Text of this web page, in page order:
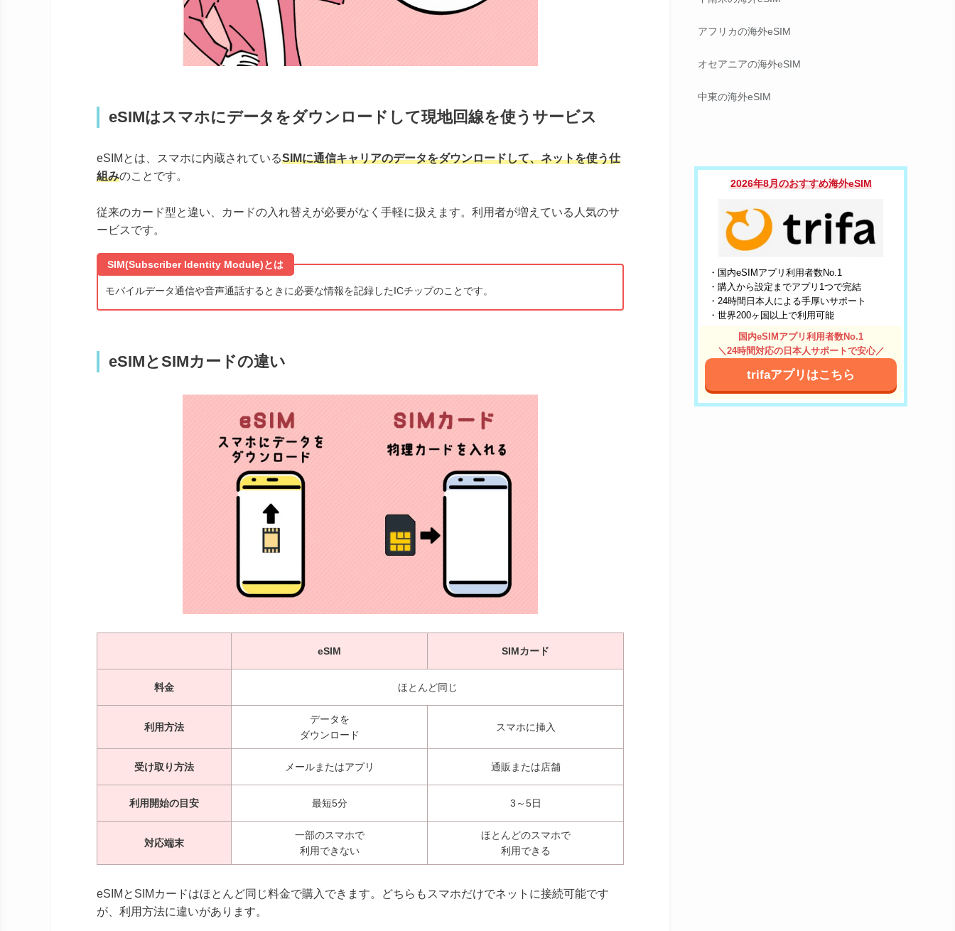
eSIMはスマホにデータをダウンロードして現地回線を使うサービス
eSIMとは、スマホに内蔵されているSIMに通信キャリアのデータをダウンロードして、ネットを使う仕
組みのことです。
従来のカード型と違い、カードの入れ替えが必要がなく手軽に扱えます。利用者が増えている人気のサ
ービスです。
SIM(Subscriber Identity Module)とは
モバイルデータ通信や音声通話するときに必要な情報を記録したICチップのことです。
eSIMとSIMカードの違い
eSIM SIMカード
料金 ほとんど同じ
利用方法
データを
ダウンロード
スマホに挿入
受け取り方法 メールまたはアプリ 通販または店舗
利用開始の目安 最短5分 3～5日
対応端末
一部のスマホで
利用できない
ほとんどのスマホで
利用できる
eSIMとSIMカードはほとんど同じ料金で購入できます。どちらもスマホだけでネットに接続可能です
が、利用方法に違いがあります。
アフリカの海外eSIM
オセアニアの海外eSIM
中東の海外eSIM
2026年8月のおすすめ海外eSIM
・国内eSIMアプリ利用者数No.1
・購入から設定までアプリ1つで完結
・24時間日本人による手厚いサポート
・世界200ヶ国以上で利用可能
国内eSIMアプリ利用者数No.1
＼24時間対応の日本人サポートで安心／
trifaアプリはこちら